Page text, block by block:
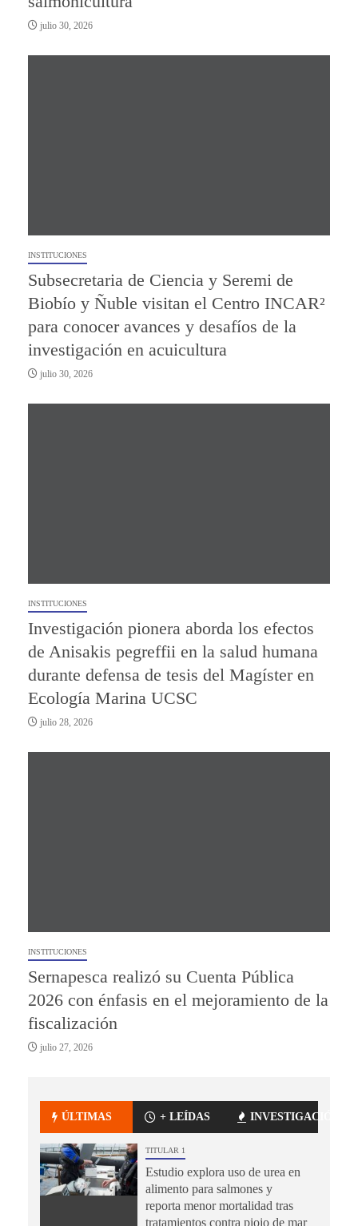
julio 30, 2026
INSTITUCIONES
Subsecretaria de Ciencia y Seremi de
Biobío y Ñuble visitan el Centro INCAR²
para conocer avances y desafíos de la
investigación en acuicultura
julio 30, 2026
INSTITUCIONES
Investigación pionera aborda los efectos
de Anisakis pegreffii en la salud humana
durante defensa de tesis del Magíster en
Ecología Marina UCSC
julio 28, 2026
INSTITUCIONES
Sernapesca realizó su Cuenta Pública
2026 con énfasis en el mejoramiento de la
fiscalización
julio 27, 2026
ÚLTIMAS + LEÍDAS INVESTIGACIÓN
TITULAR 1
Estudio explora uso de urea en
alimento para salmones y
reporta menor mortalidad tras
tratamientos contra piojo de mar